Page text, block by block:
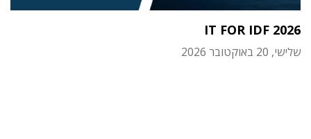
IT FOR IDF 2026
שלישי, 20 באוקטובר 2026